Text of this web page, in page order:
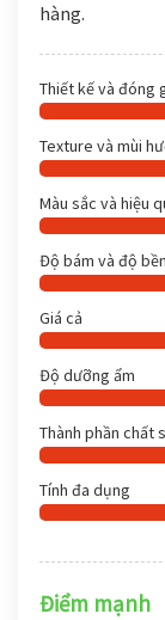
hàng.
Thiết kế và đóng
Texture và mùi
Màu sắc và hiệu
Độ bám và độ
Giá cả
Độ dưỡng ẩm
Thành phần chất
Tính đa dụng
Điểm mạnh